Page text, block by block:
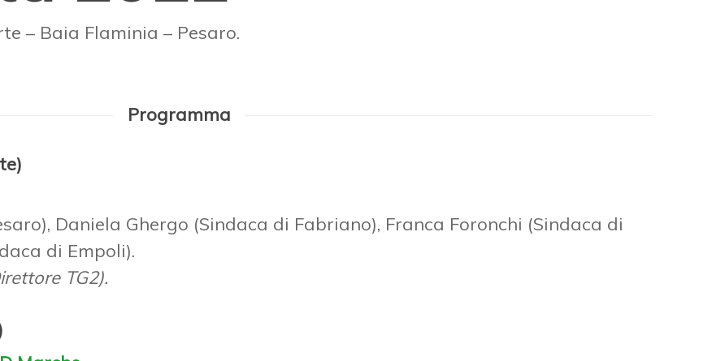
– Baia Flaminia – Pesaro.
Programma
Daniela Ghergo (Sindaca di Fabriano), Franca Foronchi (Sindaca di
di Empoli).
TG2).